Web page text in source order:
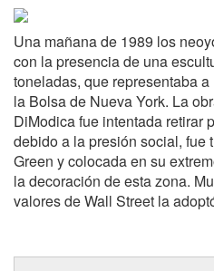
Una mañana de 1989 los
con la presencia de una
toneladas, que representaba
la Bolsa de Nueva York. La
DiModica fue intentada retirar
debido a la presión social, fue
Green y colocada en su
la decoración de esta zona.
valores de Wall Street la